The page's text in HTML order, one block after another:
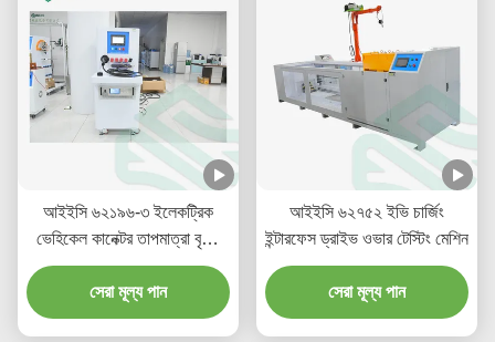
আইইসি ৬২১৯৬-৩ ইলেকট্রিক
ভেহিকেল কানেক্টর তাপমাত্রা বৃদ্ধি
পরীক্ষা সরঞ্জাম
সেরা মূল্য পান
আইইসি ৬২৭৫২ ইভি চার্জিং
ইন্টারফেস ড্রাইভ ওভার টেস্টিং মেশিন
সেরা মূল্য পান